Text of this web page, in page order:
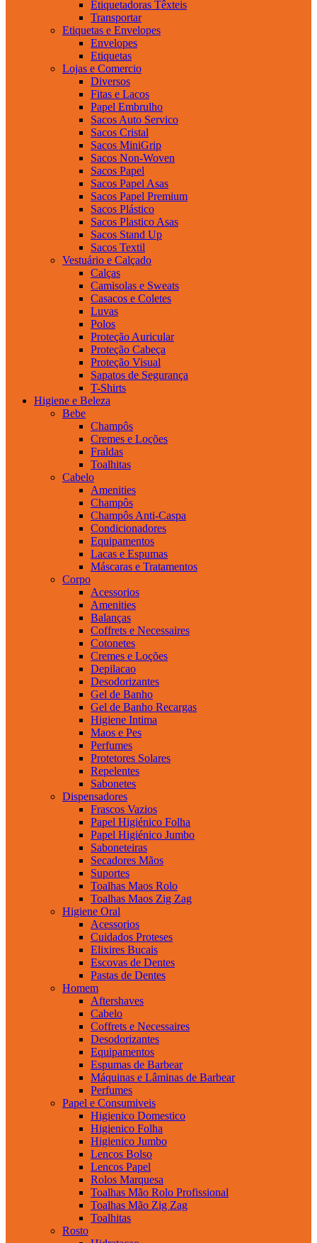
Etiquetadoras Têxteis
Transportar
Etiquetas e Envelopes
Envelopes
Etiquetas
Lojas e Comercio
Diversos
Fitas e Lacos
Papel Embrulho
Sacos Auto Servico
Sacos Cristal
Sacos MiniGrip
Sacos Non-Woven
Sacos Papel
Sacos Papel Asas
Sacos Papel Premium
Sacos Plástico
Sacos Plastico Asas
Sacos Stand Up
Sacos Textil
Vestuário e Calçado
Calças
Camisolas e Sweats
Casacos e Coletes
Luvas
Polos
Proteção Auricular
Proteção Cabeça
Proteção Visual
Sapatos de Segurança
T-Shirts
Higiene e Beleza
Bebe
Champôs
Cremes e Loções
Fraldas
Toalhitas
Cabelo
Amenities
Champôs
Champôs Anti-Caspa
Condicionadores
Equipamentos
Lacas e Espumas
Máscaras e Tratamentos
Corpo
Acessorios
Amenities
Balanças
Coffrets e Necessaires
Cotonetes
Cremes e Loções
Depilacao
Desodorizantes
Gel de Banho
Gel de Banho Recargas
Higiene Intima
Maos e Pes
Perfumes
Protetores Solares
Repelentes
Sabonetes
Dispensadores
Frascos Vazios
Papel Higiénico Folha
Papel Higiénico Jumbo
Saboneteiras
Secadores Mãos
Suportes
Toalhas Maos Rolo
Toalhas Maos Zig Zag
Higiene Oral
Acessorios
Cuidados Proteses
Elixires Bucais
Escovas de Dentes
Pastas de Dentes
Homem
Aftershaves
Cabelo
Coffrets e Necessaires
Desodorizantes
Equipamentos
Espumas de Barbear
Máquinas e Lâminas de Barbear
Perfumes
Papel e Consumiveis
Higienico Domestico
Higienico Folha
Higienico Jumbo
Lencos Bolso
Lencos Papel
Rolos Marquesa
Toalhas Mão Rolo Profissional
Toalhas Mão Zig Zag
Toalhitas
Rosto